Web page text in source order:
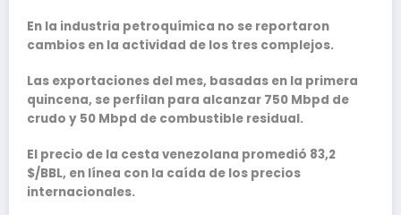
En la industria petroquímica no se reportaron
cambios en la actividad de los tres complejos.
Las exportaciones del mes, basadas en la primera
quincena, se perfilan para alcanzar 750 Mbpd de
crudo y 50 Mbpd de combustible residual.
El precio de la cesta venezolana promedió 83,2
$/BBL, en línea con la caída de los precios
internacionales.